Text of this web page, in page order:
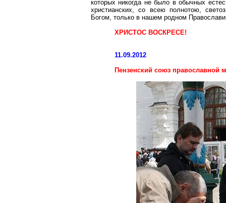
которых никогда не было в обычных
христианских, со всею полнотою,
Богом, только в нашем родном
ХРИСТОС ВОСКРЕСЕ!
11.09.2012
Пензенский союз православной